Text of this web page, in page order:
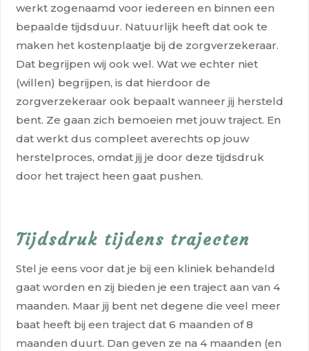
werkt zogenaamd voor iedereen en binnen een
bepaalde tijdsduur. Natuurlijk heeft dat ook te
maken het kostenplaatje bij de zorgverzekeraar.
Dat begrijpen wij ook wel. Wat we echter niet
(willen) begrijpen, is dat hierdoor de
zorgverzekeraar ook bepaalt wanneer jij hersteld
bent. Ze gaan zich bemoeien met jouw traject. En
dat werkt dus compleet averechts op jouw
herstelproces, omdat jij je door deze tijdsdruk
door het traject heen gaat pushen.
Tijdsdruk tijdens trajecten
Stel je eens voor dat je bij een kliniek behandeld
gaat worden en zij bieden je een traject aan van 4
maanden. Maar jij bent net degene die veel meer
baat heeft bij een traject dat 6 maanden of 8
maanden duurt. Dan geven ze na 4 maanden (en